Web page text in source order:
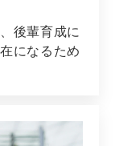
後輩育成に
になるため